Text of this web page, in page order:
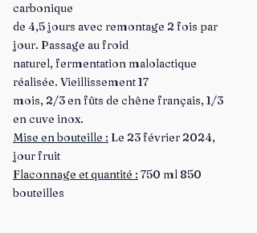
carbonique
de 4,5 jours avec remontage 2 fois par
jour. Passage au froid
naturel, fermentation malolactique
réalisée. Vieillissement 17
mois, 2/3 en fûts de chêne français, 1/3
en cuve inox.
Mise en bouteille : Le 23 février 2024,
jour fruit
Flaconnage et quantité : 750 ml 850
bouteilles